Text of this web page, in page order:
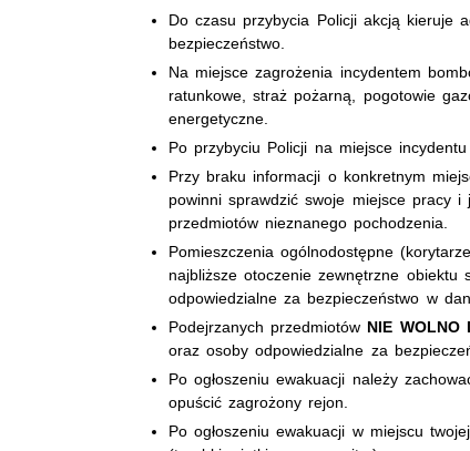
Do czasu przybycia Policji akcją kieruje
bezpieczeństwo.
Na miejsce zagrożenia incydentem
ratunkowe, straż pożarną, pogotowie
energetyczne.
Po przybyciu Policji na miejsce
Przy braku informacji o konkretnym
powinni sprawdzić swoje miejsce pracy
przedmiotów nieznanego pochodzenia.
Pomieszczenia ogólnodostępne
najbliższe otoczenie zewnętrzne obiektu
odpowiedzialne za bezpieczeństwo w
Podejrzanych przedmiotów NIE WOLNO
oraz osoby odpowiedzialne za
Po ogłoszeniu ewakuacji należy
opuścić zagrożony rejon.
Po ogłoszeniu ewakuacji w miejscu